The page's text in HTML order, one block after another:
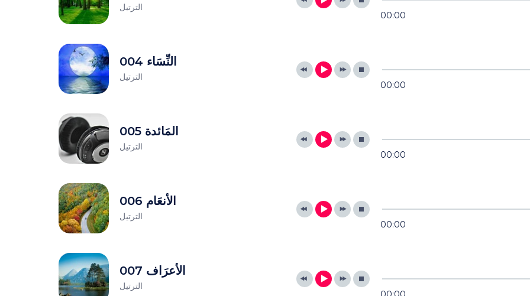
الترتيل
00:00
004 النِّسَاء
الترتيل
00:00
005 المَائدة
الترتيل
00:00
006 الأنعَام
الترتيل
00:00
007 الأعرَاف
الترتيل